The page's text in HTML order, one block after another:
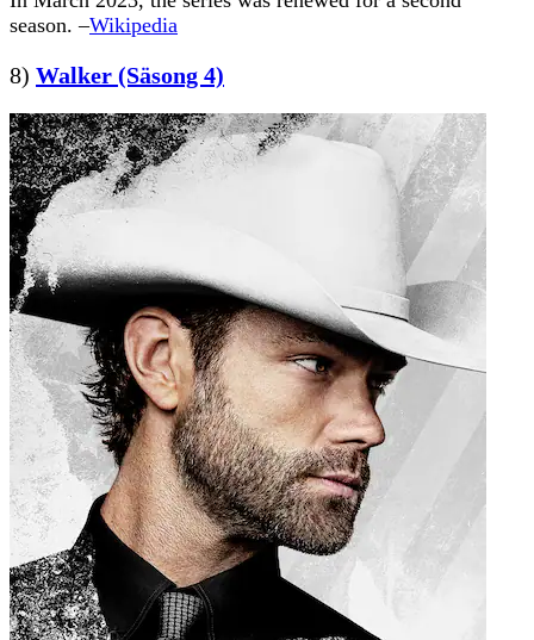
season. –Wikipedia
8) Walker (Säsong 4)